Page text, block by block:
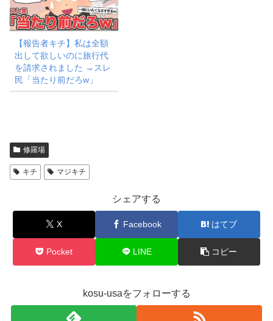
【報告者キチ】私は全額
出して欲しいのに旅行代
を請求されました →スレ
民「当たり前だろw」
修羅場
キチ マジキチ
シェアする
X Facebook はてブ
Pocket LINE コピー
kosu-usaをフォローする